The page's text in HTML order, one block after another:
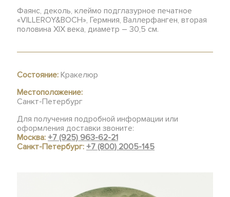
Фаянс, деколь, клеймо подглазурное печатное
«VILLEROY&BOCH», Гермния, Валлерфанген, вторая
половина XIX века, диаметр – 30,5 см.
Состояние: Кракелюр
Местоположение:
Санкт-Петербург
Для получения подробной информации или
оформления доставки звоните:
Москва:+7 (925) 963-62-21
Санкт-Петербург:+7 (800) 2005-145